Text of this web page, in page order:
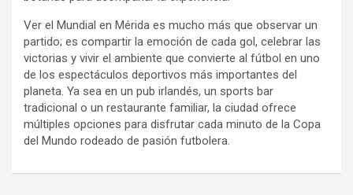
Ver el Mundial en Mérida es mucho más que observar un
partido; es compartir la emoción de cada gol, celebrar las
victorias y vivir el ambiente que convierte al fútbol en uno
de los espectáculos deportivos más importantes del
planeta. Ya sea en un pub irlandés, un sports bar
tradicional o un restaurante familiar, la ciudad ofrece
múltiples opciones para disfrutar cada minuto de la Copa
del Mundo rodeado de pasión futbolera.